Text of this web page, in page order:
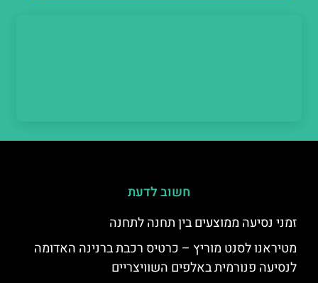
חשוב לדעת
זמני נסיעה ממוצעים בין תחנה לתחנה
מטיראנו לסנט מוריץ – כרטיס רכבת ברנינה האדומה
לנסיעה פנורמית באלפים השוויצריים